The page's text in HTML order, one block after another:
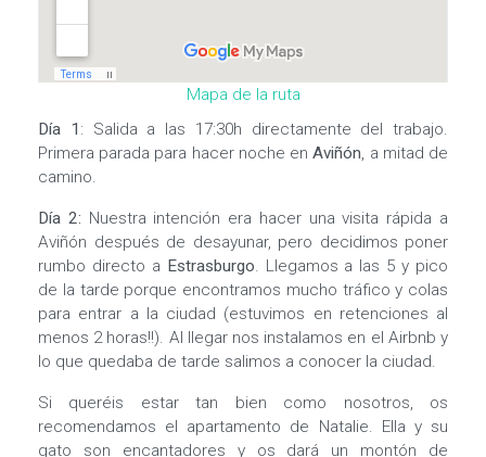
Mapa de la ruta
Día 1 : Salida a las 17:30h directamente del trabajo.
Primera parada para hacer noche enAviñón, a mitad de
camino.
Día 2: Nuestra intención era hacer una visita rápida a
Aviñón después de desayunar, pero decidimos poner
rumbo directo a Estrasburgo. Llegamos a las 5 y pico
de la tarde porque encontramos mucho tráfico y colas
para entrar a la ciudad (estuvimos en retenciones al
menos 2 horas!!). Al llegar nos instalamos en el Airbnb y
lo que quedaba de tarde salimos a conocer la ciudad.
Si queréis estar tan bien como nosotros, os
recomendamos el apartamento de Natalie. Ella y su
gato son encantadores y os dará un montón de